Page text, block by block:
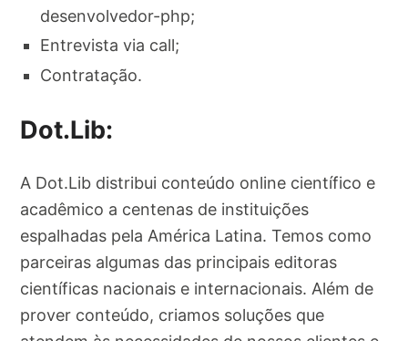
desenvolvedor-php;
Entrevista via call;
Contratação.
Dot.Lib:
A Dot.Lib distribui conteúdo online científico e
acadêmico a centenas de instituições
espalhadas pela América Latina. Temos como
parceiras algumas das principais editoras
científicas nacionais e internacionais. Além de
prover conteúdo, criamos soluções que